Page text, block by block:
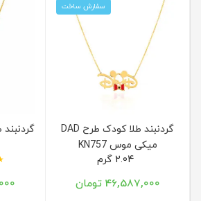
سفارش ساخت
گردنبند طلا کودک طرح DAD
میکی موس KN757
2.04 گرم
46,587,000 تومان